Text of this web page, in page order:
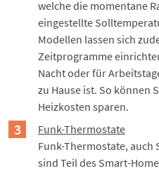
welche die momentane
eingestellte
Modellen lassen sich
Zeitprogramme
Nacht oder für
zu Hause ist. So können
Heizkosten sparen.
Funk-Thermostate
Funk-Thermostate, auch
sind Teil des Smart-